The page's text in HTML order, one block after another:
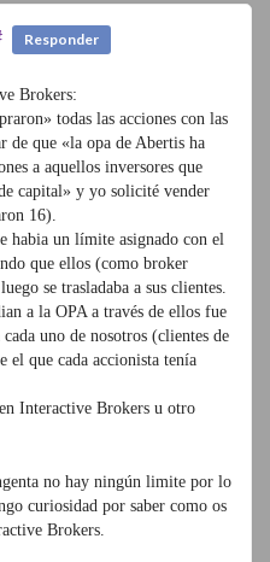
Responder
Brokers:
todas las acciones con las
de que «la opa de Abertis ha
a aquellos inversores que
capital» y yo solicité vender
16).
habia un límite asignado con el
que ellos (como broker
se trasladaba a sus clientes.
a la OPA a través de ellos fue
uno de nosotros (clientes de
el que cada accionista tenía
Interactive Brokers u otro
no hay ningún limite por lo
curiosidad por saber como os
Brokers.